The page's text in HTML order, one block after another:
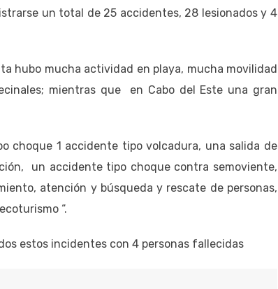
un total de 25 accidentes, 28 lesionados y 4
hubo mucha actividad en playa, mucha movilidad
mientras que en Cabo del Este una gran
choque 1 accidente tipo volcadura, una salida de
un accidente tipo choque contra semoviente,
atención y búsqueda y rescate de personas,
“.
estos incidentes con 4 personas fallecidas